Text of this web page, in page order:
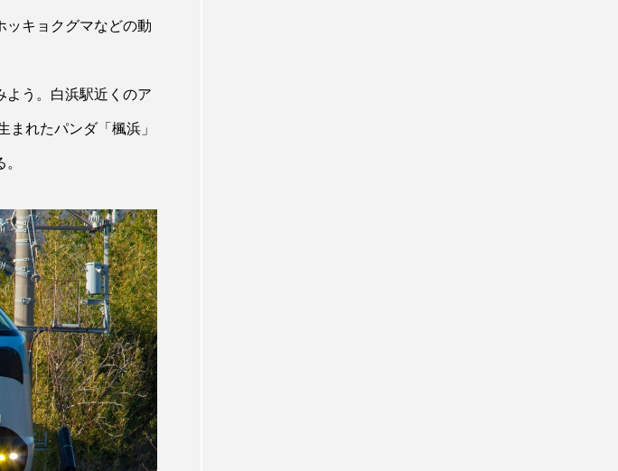
ッキョクグマなどの動
う。白浜駅近くのア
まれたパンダ「楓浜」